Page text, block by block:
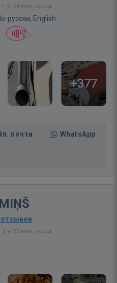
ч. 34 мин. назад
русски, English
+377
почта WhatsApp
отзывов
ч. 35 мин. назад